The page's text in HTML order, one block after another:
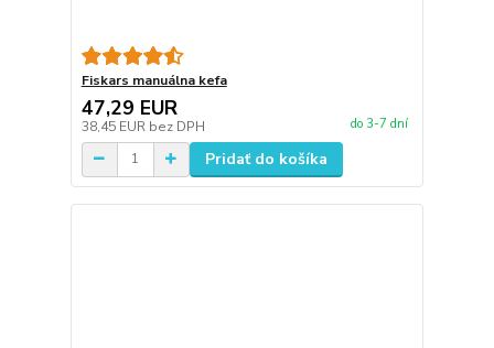
Fiskars manuálna kefa
47,29 EUR
38,45 EUR bez DPH do 3-7 dní
Pridať do košíka